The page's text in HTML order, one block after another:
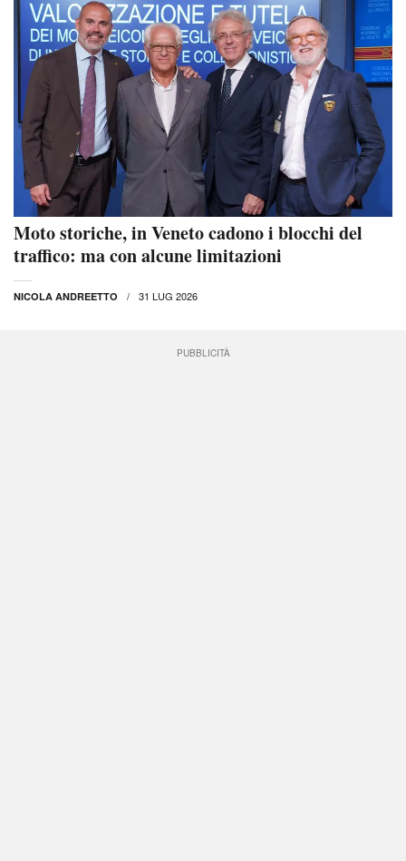
Moto storiche, in Veneto cadono i blocchi del
traffico: ma con alcune limitazioni
NICOLA ANDREETTO 31 LUG 2026
PUBBLICITÀ